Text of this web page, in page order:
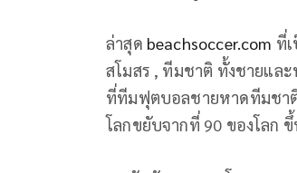
ล่าสุด beachsoccer.com ที่
สโมสร , ทีมชาติ ทั้งชายแล
ที่ทีมฟุตบอลชายหาดทีมชาติ
โลกขยับจากที่ 90 ของโลก